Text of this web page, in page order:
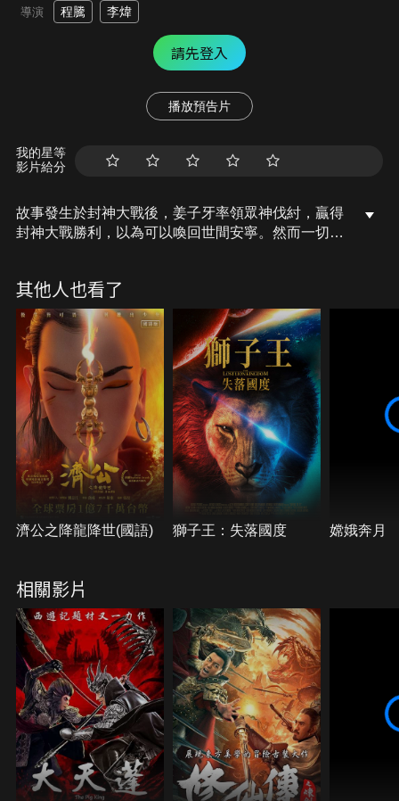
導演 程騰 李煒
請先登入
播放預告片
我的星等
影片給分
故事發生於封神大戰後，姜子牙率領眾神伐紂，贏得
封神大戰勝利，以為可以喚回世間安寧。然而一切並
來“封神大戰”背後醞釀著一個更大的陰謀。為重回崑
崙，姜子牙開始踏上探尋真相和尋回自我的旅途。
其他人也看了
濟公之降龍降世(國語) 獅子王：失落國度 嫦娥奔月
相關影片